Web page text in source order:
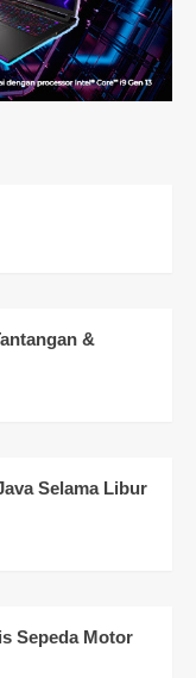
&
Selama Libur
Sepeda Motor